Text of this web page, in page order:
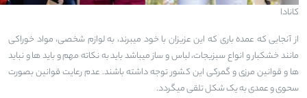
کانادا
از آنجایی که عمده باری که این عزیزان با خود میبرند، به لوازم شخصی، مواد خوراکی
مانند خشکبار و انواع سبزیجات، لباس و ساز میباشد باید به نکاته مهم و باید ها و نباید
ها و قوانین مرزی و گمرکی این کشور توجه داشته باشند. عدم رعایت قوانین بصورت
سحوی و عمدی به یک شکل تلقی میگردد.